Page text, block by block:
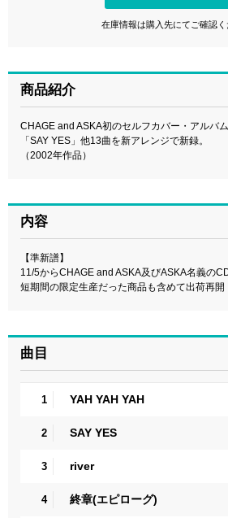
在庫情報は購入先にてご確認く
商品紹介
CHAGE and ASKA初のセルフカバー・アルバム
「SAY YES」他13曲を新アレンジで新録。
（2002年作品）
内容
【準新譜】
11/5からCHAGE and ASKA及びASKA名義の
短期間の限定生産だった商品も含めて出荷再開
曲目
1 YAH YAH YAH
2 SAY YES
3 river
4 終章(エピローグ)